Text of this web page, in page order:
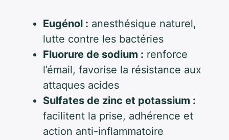
Eugénol : anesthésique naturel,
lutte contre les bactéries
Fluorure de sodium : renforce
l’émail, favorise la résistance aux
attaques acides
Sulfates de zinc et potassium :
facilitent la prise, adhérence et
action anti-inflammatoire